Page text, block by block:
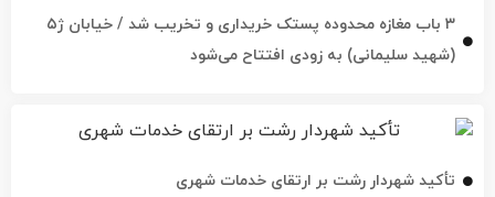
۳ باب مغازه محدوده پستک خریداری و تخریب شد / خیابان ژ۵
(شهید سلیمانی) به زودی افتتاح می‌شود
تأکید شهردار رشت بر ارتقای خدمات شهری